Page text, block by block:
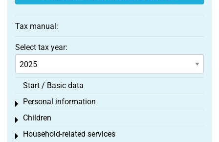
Tax manual:
Select tax year:
Start / Basic data
Personal information
Toggle menu
Children
Toggle menu
Household-related services
Toggle menu